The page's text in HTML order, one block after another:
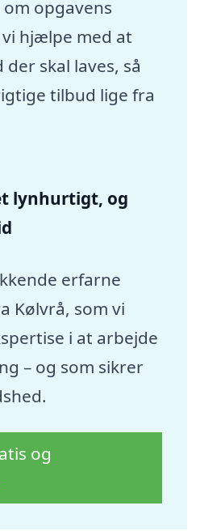
opgavens
hjælpe med at
skal laves, så
tilbud lige fra
lynhurtigt, og
erfarne
Kølvrå, som vi
i at arbejde
– og som sikrer
og